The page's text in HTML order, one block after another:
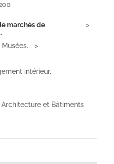
marchés de
Musées.
intérieur,
et Bâtiments